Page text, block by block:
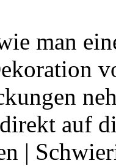
man
auf
|